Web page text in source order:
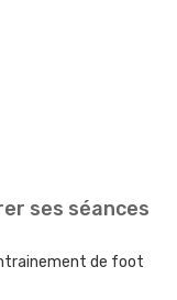
ses séances
de foot